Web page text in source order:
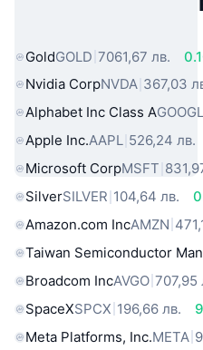
GoldGOLD 7061,67 лв.
Nvidia CorpNVDA 367,03
Alphabet Inc Class AGOOGL
Apple Inc.AAPL 526,24 лв.
Microsoft CorpMSFT
SilverSILVER 104,64 лв.
Amazon.com IncAMZN
Taiwan Semiconductor
Broadcom IncAVGO 707,95
SpaceXSPCX 196,66 лв.
Meta Platforms, Inc.META